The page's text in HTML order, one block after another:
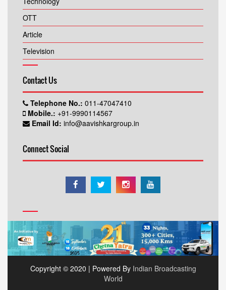
OTT
Article
Television
Contact Us
Telephone No.: 011-47047410
Mobile.: +91-9990114567
Email Id: info@aavishkargroup.in
Connect Social
Copyright © 2020 | Powered By Indian Broadcasting
World